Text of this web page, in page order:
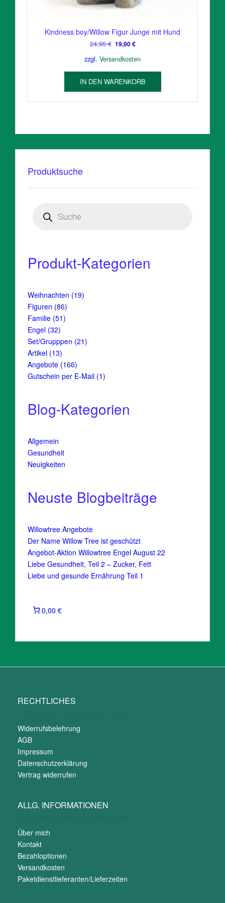
Kindness boy/Willow Figur Junge mit Hund
24,95€ Ursprünglicher
war:
24,95 €
19,90€Aktueller
ist:
19,90 €.
zzgl. Versandkosten
IN DEN WARENKORB
Produktsuche
search
Produkt-Kategorien
Weihnachten 1919
Figuren 8686
Produkte
Familie 5151
Engel 3232
Produkte
Set/Grupppen 2121
Artikel 1313
Produkte
Angebote 166166
Produkte
Gutschein per E-Mail 11
Blog-Kategorien
Allgemein
Gesundheit
Neuigkeiten
Neuste Blogbeiträge
Willowtree Angebote
Der Name Willow Tree ist geschützt
Angebot-Aktion Willowtree Engel August 22
Liebe Gesundheit, Teil 2 – Zucker, Fett
Liebe und gesunde Ernährung Teil 1
0,00 €
RECHTLICHES
Widerrufsbelehrung
AGB
Impressum
Datenschutzerklärung
Vertrag widerrufen
ALLG. INFORMATIONEN
Über mich
Kontakt
Bezahloptionen
Versandkosten
Paketdienstlieferanten/Lieferzeiten